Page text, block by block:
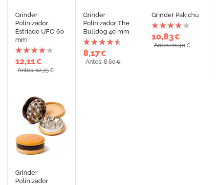
Grinder
Polinizador
Estriado UFO 60
mm
12,11€
Antes: 12,75€
Grinder
Polinizador The
Bulldog 40 mm
8,17€
Antes: 8,60€
Grinder Pakichu
10,83€
Antes: 11,40€
Grinder
Polinizador